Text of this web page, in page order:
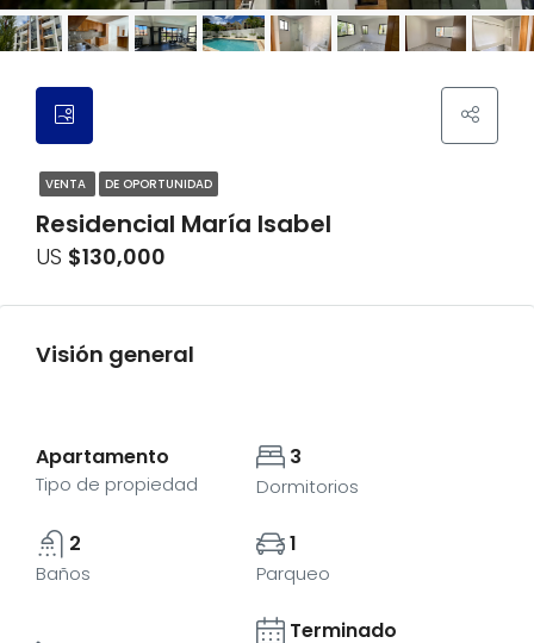
VENTA DE OPORTUNIDAD
Residencial María Isabel
US $130,000
Visión general
Apartamento
Tipo de propiedad
3
Dormitorios
2
Baños
1
Parqueo
Terminado